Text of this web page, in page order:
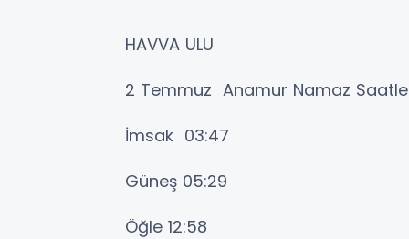
HAVVA ULU
2 Temmuz Anamur Namaz
İmsak 03:47
Güneş 05:29
Öğle 12:58